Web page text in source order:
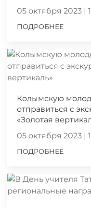
05 октября 2023 |
ПОДРОБНЕЕ
Колымскую
отправиться с
«Золотая
05 октября 2023 |
ПОДРОБНЕЕ